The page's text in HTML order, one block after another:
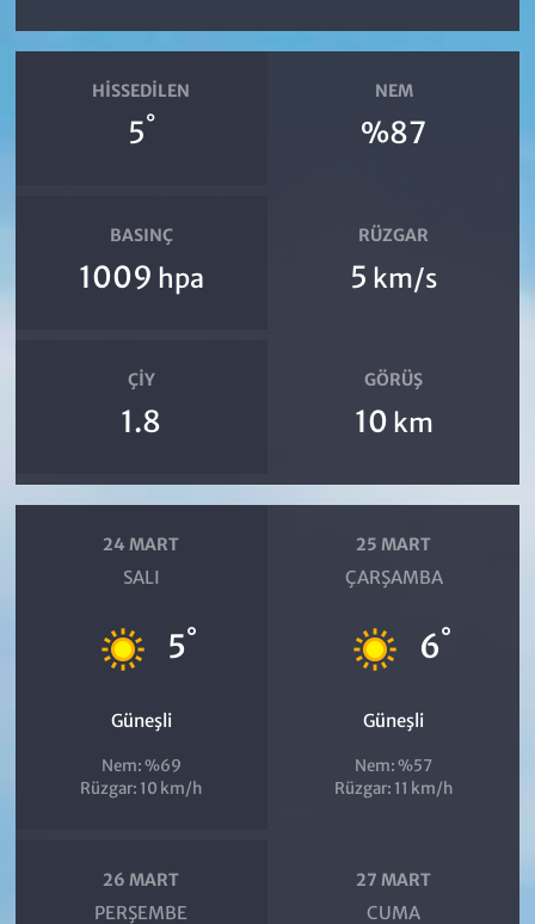
HISSEDILEN
5°
NEM
%87
BASINÇ
1009 hpa
RÜZGAR
5 km/s
ÇIY
1.8
GÖRÜŞ
10 km
24 MART
SALI
5°
Güneşli
Nem: %69
Rüzgar: 10 km/h
25 MART
ÇARŞAMBA
6°
Güneşli
Nem: %57
Rüzgar: 11 km/h
26 MART
PERŞEMBE
27 MART
CUMA